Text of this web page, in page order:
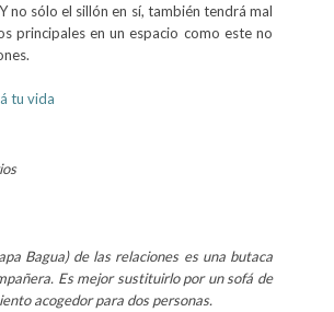
sólo el sillón en sí, también tendrá mal
principales en un espacio como este no
tu vida
Bagua) de las relaciones es una butaca
Es mejor sustituirlo por un sofá de
acogedor para dos personas.